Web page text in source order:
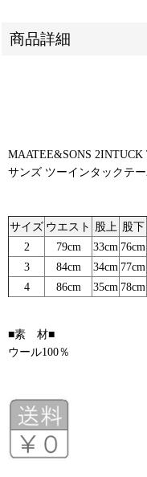
商品詳細
MAATEE&SONS 2INTUCK
サンズ ツーインタックテー
サイズ ウエスト 股上 股下
2
79cm 33cm 76cm
3
84cm 34cm 77cm
4
86cm 35cm 78cm
■素 材■
ウール100％